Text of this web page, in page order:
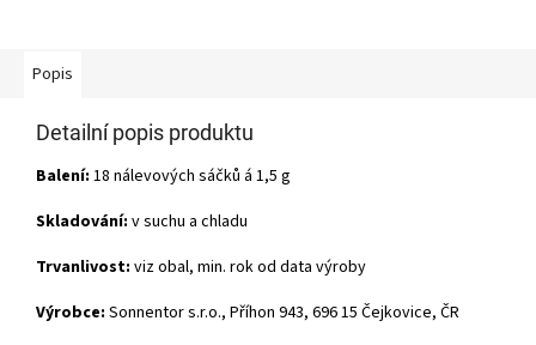
Popis
Detailní popis produktu
Balení: 18 nálevových sáčků á 1,5 g
Skladování: v suchu a chladu
Trvanlivost: viz obal, min. rok od data výroby
Výrobce: Sonnentor s.r.o., Příhon 943, 696 15 Čejkovice, ČR